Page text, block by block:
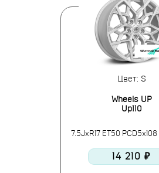
Цвет: S
Wheels UP
Up110
7.5JxR17 ET50
14 210 ₽